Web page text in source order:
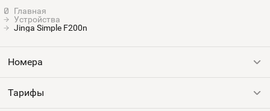
Устройства
Jinga Simple F200n
Номера
Все номера
Тарифы